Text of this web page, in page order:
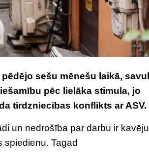
sešu mēnešu laikā,
pēc lielāka stimula, jo
tirdzniecības konflikts ar ASV.
un nedrošība par darbu ir
spiedienu. Tagad